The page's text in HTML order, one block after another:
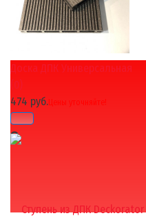
избранное сравнить
Доска ДПК Универсальная
(0)
474 руб.Цены уточняйте!